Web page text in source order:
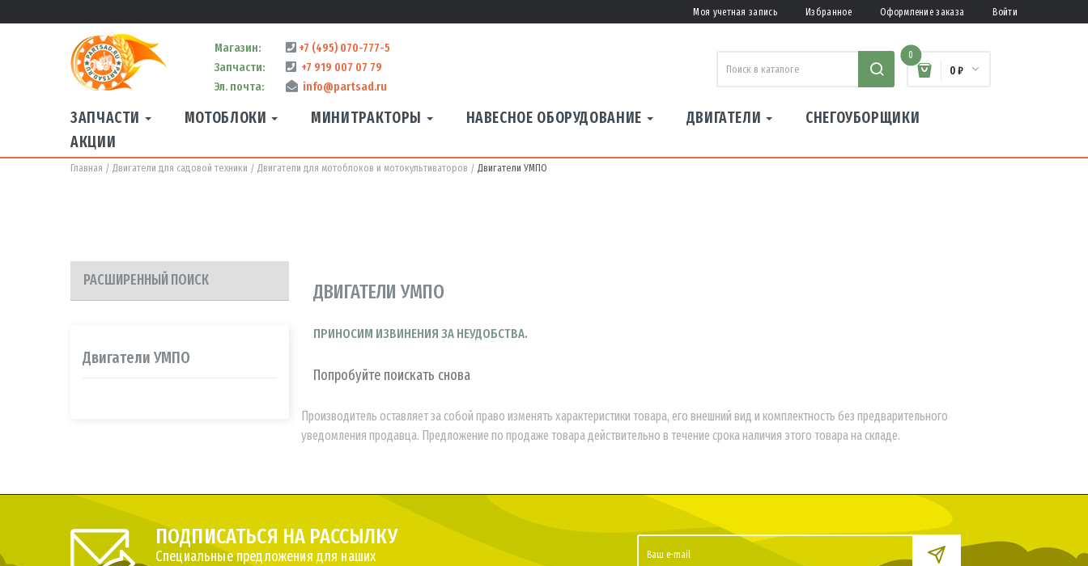
Моя учетная запись Избранное Оформление заказа Войти
Магазин:
+7 (495) 070-777-5
Запчасти:
+7 919 007 07 79
Эл. почта:
info@partsad.ru
0
0 ₽
ЗАПЧАСТИ МОТОБЛОКИ МИНИТРАКТОРЫ НАВЕСНОЕ ОБОРУДОВАНИЕ ДВИГАТЕЛИ
СНЕГОУБОРЩИКИ
АКЦИИ
Главная Двигатели для садовой техники Двигатели для мотоблоков и мотокультиваторов Двигатели УМПО
РАСШИРЕННЫЙ ПОИСК
Двигатели УМПО
ДВИГАТЕЛИ УМПО
ПРИНОСИМ ИЗВИНЕНИЯ ЗА НЕУДОБСТВА.
Попробуйте поискать снова
Производитель оставляет за собой право изменять характеристики товара, его внешний вид и комплектность без предварительного
уведомления продавца. Предложение по продаже товара действительно в течение срока наличия этого товара на складе.
ПОДПИСАТЬСЯ НА РАССЫЛКУ
Специальные предложения для наших